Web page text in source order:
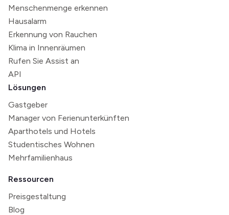
Menschenmenge erkennen
Hausalarm
Erkennung von Rauchen
Klima in Innenräumen
Rufen Sie Assist an
API
Lösungen
Gastgeber
Manager von Ferienunterkünften
Aparthotels und Hotels
Studentisches Wohnen
Mehrfamilienhaus
Ressourcen
Preisgestaltung
Blog